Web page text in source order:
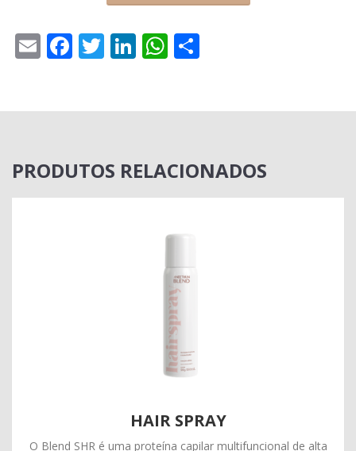
EmailFacebook
Twitter
LinkedIn
WhatsApp
PRODUTOS RELACIONADOS
HAIR SPRAY
O Blend SHR é uma proteína capilar multifuncional de alta